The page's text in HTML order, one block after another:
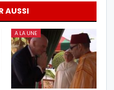
AUSSI
A LA UNE